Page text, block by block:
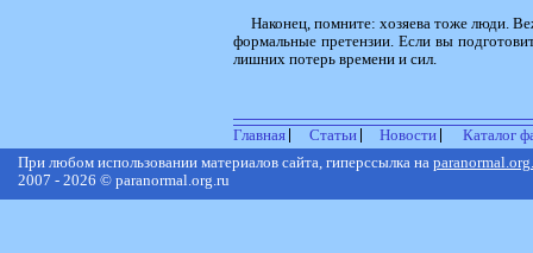
Наконец, помните: хозяева тоже люди.
формальные претензии. Если вы
лишних потерь времени и сил.
Главная Статьи Новости
Каталог
При любом использовании материалов сайта, гиперссылка на
2007 - 2026 © paranormal.org.ru